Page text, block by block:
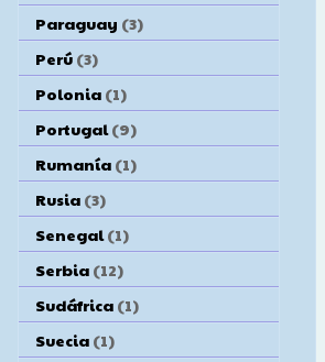
Paraguay (3)
Perú (3)
Polonia (1)
Portugal (9)
Rumanía (1)
Rusia (3)
Senegal (1)
Serbia (12)
Sudáfrica (1)
Suecia (1)